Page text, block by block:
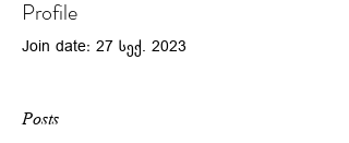
Profile
Join date: 27 სექ. 2023
Posts